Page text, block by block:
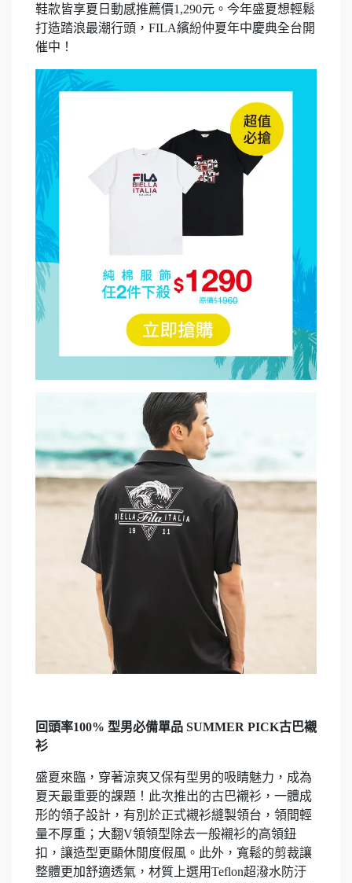
鞋款皆享夏日動感推薦價1,290元。今年盛夏想輕鬆
打造踏浪最潮行頭，FILA繽紛仲夏年中慶典全台開
催中！
回頭率100% 型男必備單品 SUMMER PICK古巴襯
衫
盛夏來臨，穿著涼爽又保有型男的吸睛魅力，成為
夏天最重要的課題！此次推出的古巴襯衫，一體成
形的領子設計，有別於正式襯衫縫製領台，領間輕
量不厚重；大翻V領領型除去一般襯衫的高領鈕
扣，讓造型更顯休閒度假風。此外，寬鬆的剪裁讓
整體更加舒適透氣，材質上選用Teflon超潑水防汙